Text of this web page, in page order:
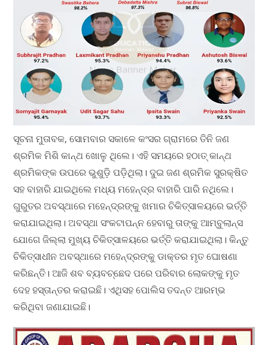
ସୂଚନା ମୁତାବକ, ସୋମବାର ସକାଳେ କଂସର ଗ୍ରାମରେ ତିନି ଜଣ
ଶ୍ରମିକ ମିଶି କାନ୍ଥ ଖୋଳୁ ଥିଲେ। ଏହି ସମୟରେ ହଠାତ୍ କାନ୍ଥ
ଶ୍ରମିକଙ୍କ ଉପରେ ଭୁଶୁଡ଼ି ପଡ଼ିଥିଲା। ଦୁଇ ଜଣ ଶ୍ରମିକ ସୁରକ୍ଷିତ
ସହ ବାହାରି ଯାଇଥିଲେ ମଧ୍ୟ ମହେନ୍ଦ୍ର ବାହାରି ପାରି ନଥିଲେ।
ଗୁରୁତର ଅବସ୍ଥାରେ ମହେନ୍ଦ୍ରଙ୍କୁ ଖମାର ଚିକିତ୍ସାଳୟରେ ଭର୍ତ୍ତି
କରାଯାଇଥିଲା। ଅବସ୍ଥା ସଂକଟାପନ୍ନ ହେବାରୁ ତାଙ୍କୁ ଆମ୍ବୁଲାନ୍ସ
ଯୋଗେ ଜିଲ୍ଲା ମୁଖ୍ୟ ଚିକିତ୍ସାଳୟରେ ଭର୍ତ୍ତି କରାଯାଇଥିଲା। କିନ୍ତୁ
ଚିକିତ୍ସାଧୀନ ଅବସ୍ଥାରେ ମହେନ୍ଦ୍ରଙ୍କୁ ଡାକ୍ତର ମୃତ ଘୋଷଣା
କରିଛନ୍ତି। ଆଜି ଶବ ବ୍ୟବଚ୍ଛେଦ ପରେ ପରିବାର ଲୋକଙ୍କୁ ମୃତ
ଦେହ ହସ୍ତାନ୍ତର କରାଇଛି। ଏଥିସହ ପୋଲିସ ତଦନ୍ତ ଆରମ୍ଭ
କରିଥିବା ଜଣାଯାଇଛି।